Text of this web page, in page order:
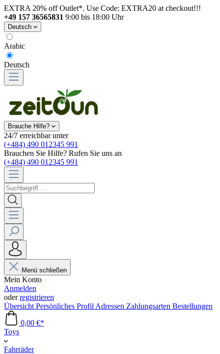
EXTRA 20% off Outlet*. Use Code: EXTRA20 at checkout!!!
+49 157 36565831 9:00 bis 18:00 Uhr
Deutsch
Arabic
Deutsch
Brauche Hilfe?
24/7 erreichbar unter
(+484) 490 012345 991
Brauchen Sie Hilfe? Rufen Sie uns an
(+484) 490 012345 991
Menü schließen
Mein Konto
Anmelden
oderregistrieren
Übersicht Persönliches Profil Adressen Zahlungsarten Bestellungen
0,00 €*
Toys
Fahrräder